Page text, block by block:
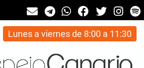
Lunes a viernes de 8:00 a 11:30